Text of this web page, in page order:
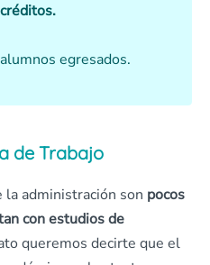
egresados.
de Trabajo
la administración son pocos
con estudios de
queremos decirte que el